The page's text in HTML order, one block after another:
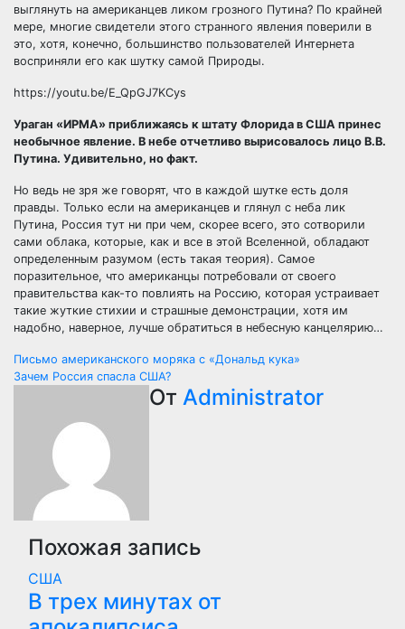
выглянуть на американцев ликом грозного Путина? По крайней
мере, многие свидетели этого странного явления поверили в
это, хотя, конечно, большинство пользователей Интернета
восприняли его как шутку самой Природы.
https://youtu.be/E_QpGJ7KCys
Ураган «ИРМА» приближаясь к штату Флорида в США принес
необычное явление. В небе отчетливо вырисовалось лицо В.В.
Путина. Удивительно, но факт.
Но ведь не зря же говорят, что в каждой шутке есть доля
правды. Только если на американцев и глянул с неба лик
Путина, Россия тут ни при чем, скорее всего, это сотворили
сами облака, которые, как и все в этой Вселенной, обладают
определенным разумом (есть такая теория). Самое
поразительное, что американцы потребовали от своего
правительства как-то повлиять на Россию, которая устраивает
такие жуткие стихии и страшные демонстрации, хотя им
надобно, наверное, лучше обратиться в небесную канцелярию…
Навигация
записям
Письмо американского моряка с «Дональд кука»
Зачем Россия спасла США?
От Administrator
Похожая запись
США
В трех минутах от